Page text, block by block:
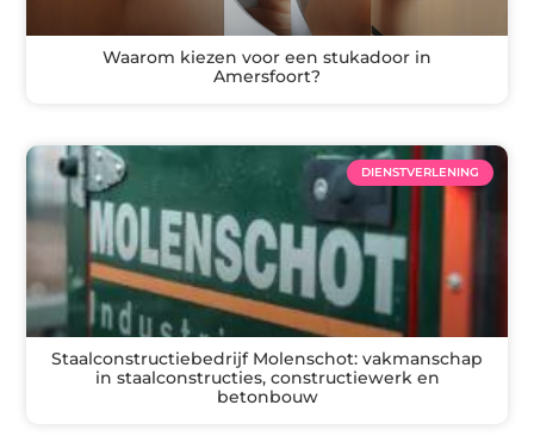
Waarom kiezen voor een stukadoor in
Amersfoort?
DIENSTVERLENING
Staalconstructiebedrijf Molenschot: vakmanschap
in staalconstructies, constructiewerk en
betonbouw